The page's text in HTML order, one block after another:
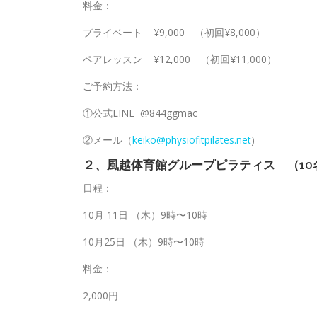
料金：
プライベート ¥9,000 （初回¥8,000）
ペアレッスン ¥12,000 （初回¥11,000）
ご予約方法：
①公式LINE @844ggmac
②メール（keiko@physiofitpilates.net)
２、風越体育館グループピラティス （10
日程：
10月 11日 （木）9時〜10時
10月25日 （木）9時〜10時
料金：
2,000円